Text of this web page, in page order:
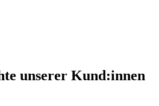
unserer Kund:innen